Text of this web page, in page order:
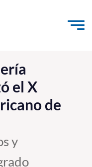
el X
de
y